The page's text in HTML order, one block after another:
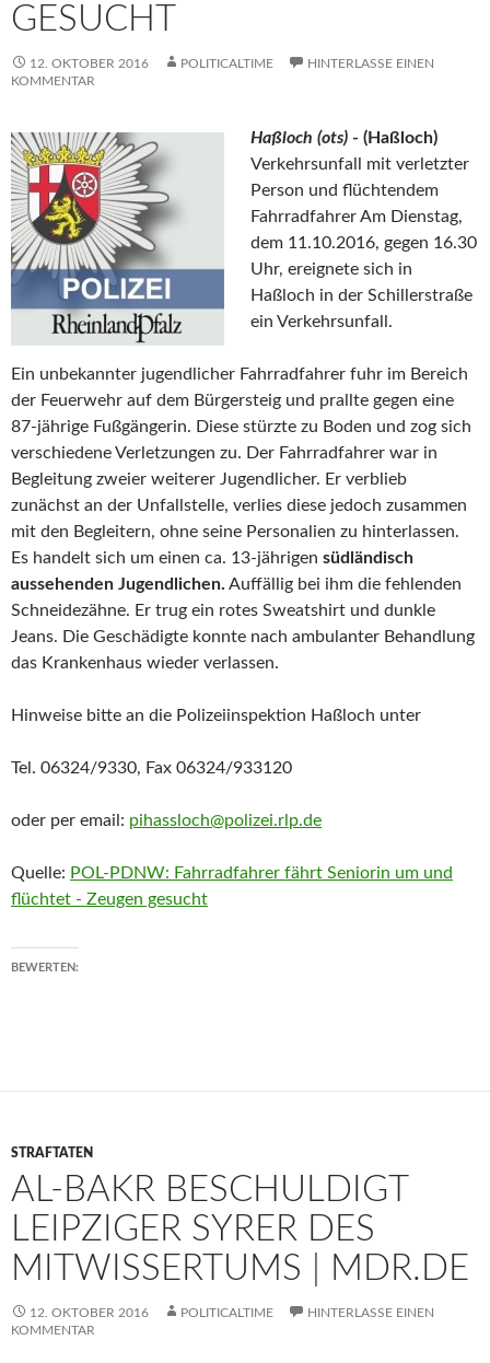
GESUCHT
12. OKTOBER 2016 POLITICALTIME
HINTERLASSE EINEN
KOMMENTAR
Haßloch (ots) - (Haßloch)
Verkehrsunfall mit verletzter
Person und flüchtendem
Fahrradfahrer Am Dienstag,
dem 11.10.2016, gegen 16.30
Uhr, ereignete sich in
Haßloch in der Schillerstraße
ein Verkehrsunfall.
Ein unbekannter jugendlicher Fahrradfahrer fuhr im Bereich
der Feuerwehr auf dem Bürgersteig und prallte gegen eine
87-jährige Fußgängerin. Diese stürzte zu Boden und zog sich
verschiedene Verletzungen zu. Der Fahrradfahrer war in
Begleitung zweier weiterer Jugendlicher. Er verblieb
zunächst an der Unfallstelle, verlies diese jedoch zusammen
mit den Begleitern, ohne seine Personalien zu hinterlassen.
Es handelt sich um einen ca. 13-jährigen südländisch
aussehenden Jugendlichen. Auffällig bei ihm die fehlenden
Schneidezähne. Er trug ein rotes Sweatshirt und dunkle
Jeans. Die Geschädigte konnte nach ambulanter Behandlung
das Krankenhaus wieder verlassen.
Hinweise bitte an die Polizeiinspektion Haßloch unter
Tel. 06324/9330, Fax 06324/933120
oder per email: pihassloch@polizei.rlp.de
Quelle: POL-PDNW: Fahrradfahrer fährt Seniorin um und
flüchtet - Zeugen gesucht
BEWERTEN:
STRAFTATEN
AL-BAKR BESCHULDIGT
LEIPZIGER SYRER DES
MITWISSERTUMS | MDR.DE
12. OKTOBER 2016 POLITICALTIME
HINTERLASSE EINEN
KOMMENTAR